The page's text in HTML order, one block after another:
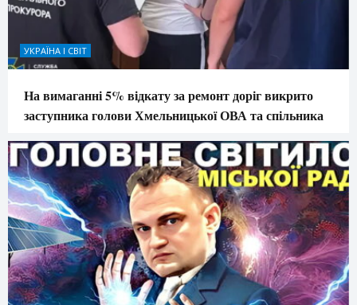
УКРАЇНА І СВІТ
На вимаганні 5% відкату за ремонт доріг викрито
заступника голови Хмельницької ОВА та спільника